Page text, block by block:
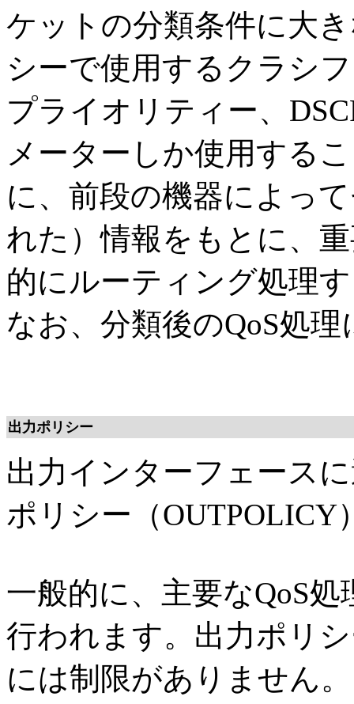
ケットの分類条件に大
シーで使用するクラシ
プライオリティー、
メーターしか使用する
に、前段の機器によっ
れた）情報をもとに、
的にルーティング処理
なお、分類後のQoS処
出力ポリシー
出力インターフェース
ポリシー（OUTPOLICY
一般的に、主要なQoS
行われます。出力ポリ
には制限がありません